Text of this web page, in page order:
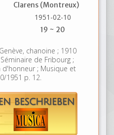
Clarens (Montreux)
1951-02-10
19 ~ 20
chanoine ; 1910
de Fribourg ;
d'honneur ; Musique et
1951 p. 12.